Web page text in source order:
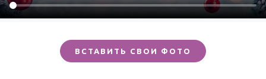
ВСТАВИТЬ СВОИ ФОТО